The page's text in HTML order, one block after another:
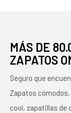
MÁS DE
ZAPATOS
Seguro que
Zapatos
cool, zapatillas de